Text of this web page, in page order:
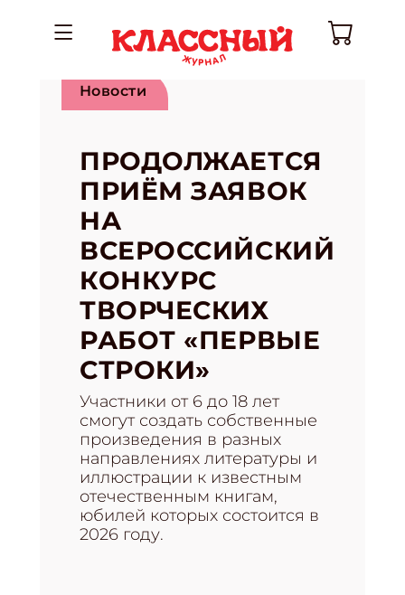
Новости
ПРОДОЛЖАЕТСЯ
ПРИЁМ ЗАЯВОК
НА
ВСЕРОССИЙСКИЙ
КОНКУРС
ТВОРЧЕСКИХ
РАБОТ «ПЕРВЫЕ
СТРОКИ»
Участники от 6 до 18 лет
смогут создать собственные
произведения в разных
направлениях литературы и
иллюстрации к известным
отечественным книгам,
юбилей которых состоится в
2026 году.